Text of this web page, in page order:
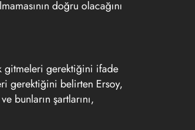
doğru olacağını
gitmeleri gerektiğini ifade
gerektiğini belirten Ersoy,
bunların şartlarını,